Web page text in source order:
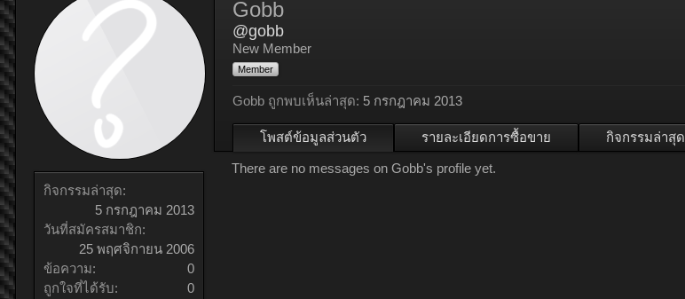
กิจกรรมล่าสุด:
5 กรกฎาคม 2013
วันที่สมัครสมาชิก:
25 พฤศจิกายน 2006
ข้อความ:
0
ถูกใจที่ได้รับ:
0
Gobb
@gobb
New Member
Member
Gobb ถูกพบเห็นล่าสุด: 5 กรกฎาคม 2013
โพสต์ข้อมูลส่วนตัว รายละเอียดการซื้อขาย กิจกรรมล่าสุด
There are no messages on Gobb's profile yet.